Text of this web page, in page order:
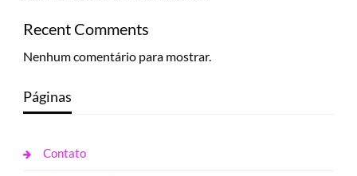
Recent Comments
Nenhum comentário para mostrar.
Páginas
Contato